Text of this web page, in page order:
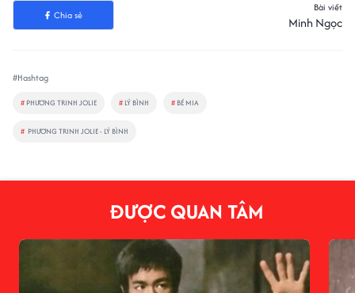
Chia sẻ
Bài viết
Minh Ngọc
#Hashtag
# PHƯƠNG TRINH JOLIE # LÝ BÌNH # BÉ MIA
# PHƯƠNG TRINH JOLIE - LÝ BÌNH
ĐƯỢC QUAN TÂM